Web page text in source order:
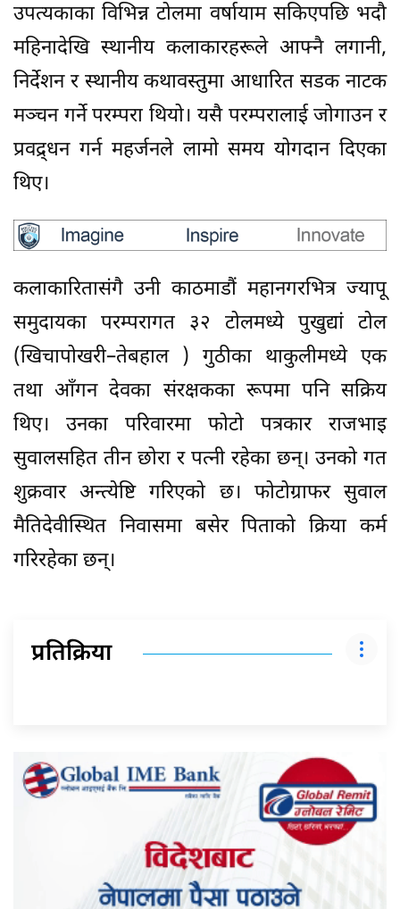
उपत्यकाका विभिन्न टोलमा वर्षायाम सकिएपछि भदौ
महिनादेखि स्थानीय कलाकारहरूले आफ्नै लगानी,
निर्देशन र स्थानीय कथावस्तुमा आधारित सडक नाटक
मञ्चन गर्ने परम्परा थियो। यसै परम्परालाई जोगाउन र
प्रवद्र्धन गर्न महर्जनले लामो समय योगदान दिएका
थिए।
कलाकारितासंगै उनी काठमाडौं महानगरभित्र ज्यापू
समुदायका परम्परागत ३२ टोलमध्ये पुखुद्यां टोल
(खिचापोखरी–तेबहाल ) गुठीका थाकुलीमध्ये एक
तथा आँगन देवका संरक्षकका रूपमा पनि सक्रिय
थिए। उनका परिवारमा फोटो पत्रकार राजभाइ
सुवालसहित तीन छोरा र पत्नी रहेका छन्। उनको गत
शुक्रवार अन्त्येष्टि गरिएको छ। फोटोग्राफर सुवाल
मैतिदेवीस्थित निवासमा बसेर पिताको क्रिया कर्म
गरिरहेका छन्।
प्रतिक्रिया